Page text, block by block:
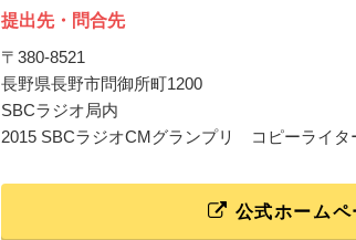
提出先・問合先
〒380-8521
長野県長野市問御所町1200
SBCラジオ局内
2015 SBCラジオCMグランプリ コピーライタ
公式ホームペ